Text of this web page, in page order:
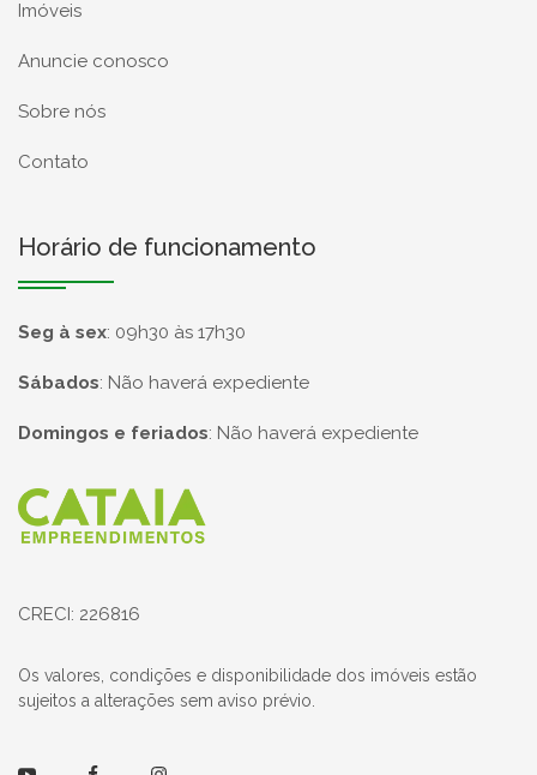
Imóveis
Anuncie conosco
Sobre nós
Contato
Horário de funcionamento
Seg à sex: 09h30 às 17h30
Sábados: Não haverá expediente
Domingos e feriados: Não haverá expediente
Página inicial
CRECI: 226816
Os valores, condições e disponibilidade dos imóveis estão
sujeitos a alterações sem aviso prévio.